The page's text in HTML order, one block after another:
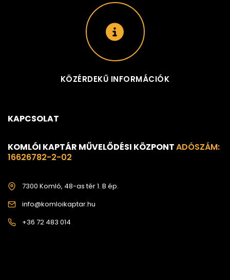
KÖZÉRDEKŰ INFORMÁCIÓK
KAPCSOLAT
KOMLÓI KAPTÁR MŰVELŐDÉSI KÖZPONTADÓSZÁM:
16626782-2-02
7300 Komló, 48-as tér 1. B ép.
info@komloikaptar.hu
+36 72 483 014